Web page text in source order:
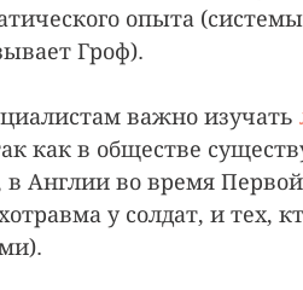
опыта
Гроф).
важно изучать
как в обществе
Англии во время
у солдат, и тех,